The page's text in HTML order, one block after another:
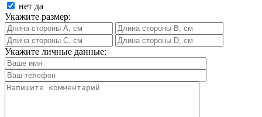
нет да
Укажите размер:
Укажите личные данные: